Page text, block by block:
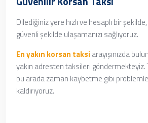
Dilediğiniz yere hızlı ve hesaplı bir
güvenli şekilde ulaşamanızı sağlıyoruz.
En yakın korsan taksi arayışınızda
yakın adresten taksileri göndermekteyiz.
bu arada zaman kaybetme gibi
kaldırıyoruz.